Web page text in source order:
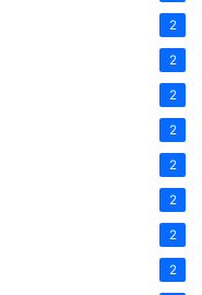
2
2
2
2
2
2
2
2